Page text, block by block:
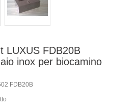
LUXUS FDB20B
inox per biocamino
FDB20B